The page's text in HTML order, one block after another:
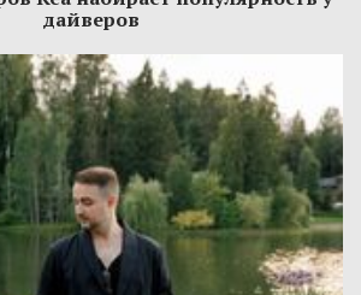
дайверов